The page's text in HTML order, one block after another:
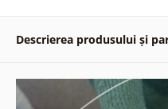
Descrierea produsului și